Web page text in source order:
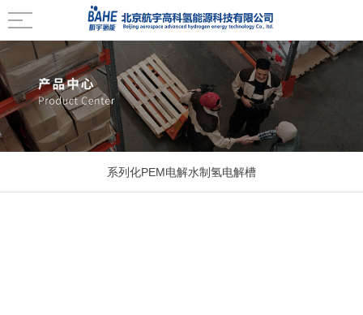
系列化PEM电解水制氢电解槽